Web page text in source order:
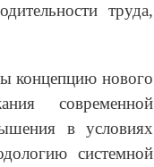
труда,
концепцию нового
современной
в условиях
системной